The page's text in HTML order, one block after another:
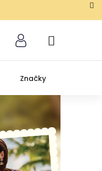
NÁKUPNÝ
Značky